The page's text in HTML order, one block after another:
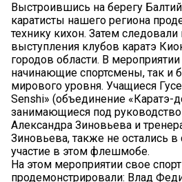
Выстроившись на берегу
каратисты нашего региона
технику кихон. Затем
выступления клубов каратэ
городов области. В
начинающие спортсмены, так и
мирового уровня. Учащиеся
Senshi» (объединение
занимающиеся под
Александра Зиновьева и
Зиновьева, также не остались в
участие в этом флешмобе.
На этом мероприятии свое
продемонстрировали: Влад